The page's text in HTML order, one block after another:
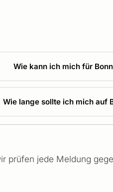
Wie kann ich mich für
Wie lange sollte ich mich auf
prüfen jede Meldung